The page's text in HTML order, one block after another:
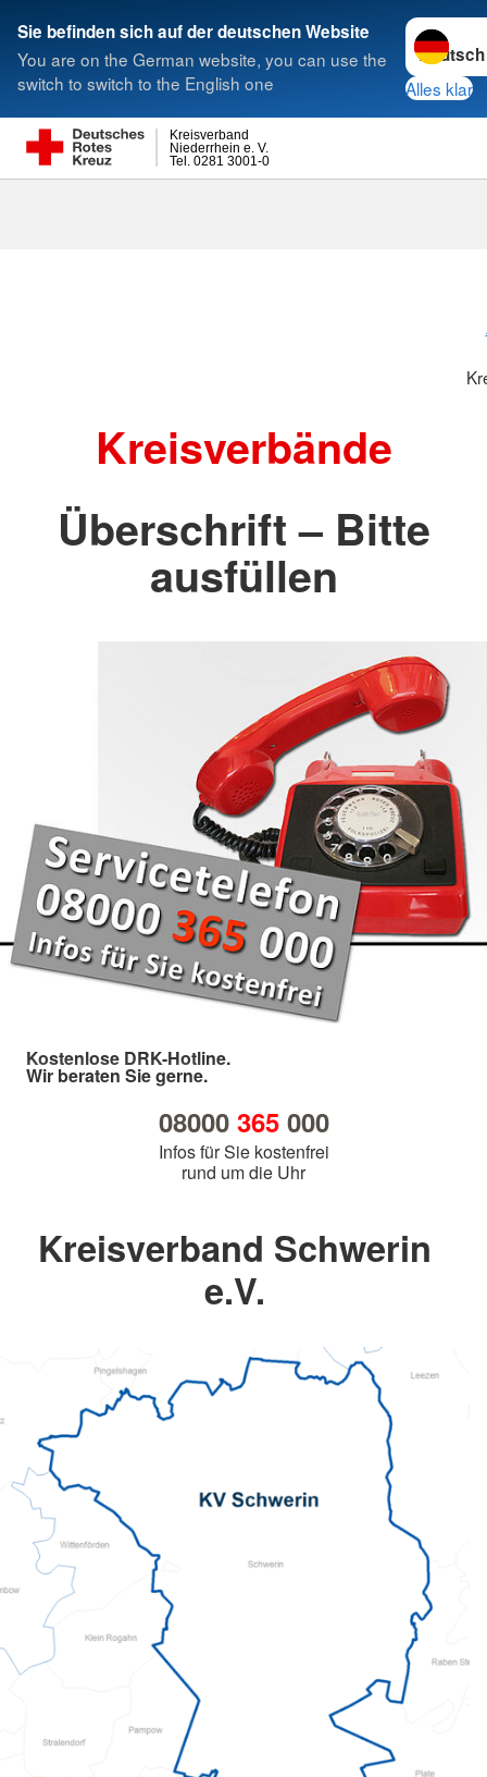
Sie befinden sich auf der deutschen Website
You are on the German website, you can use the
switch to switch to the English one
Sprache
Alles klar
Tel. 0281 3001-0
Niederrhein e. V.
Kreisverband
Suche
Kreisverbände
Überschrift – Bitte
ausfüllen
Kostenlose DRK-Hotline.
Wir beraten Sie gerne.
08000 365000
Infos für Sie kostenfrei
rund um die Uhr
Kreisverband Schwerin
e.V.